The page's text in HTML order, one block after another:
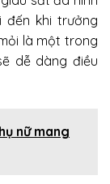
khi trưởng
là một trong
dễ dàng điều
nữ mang